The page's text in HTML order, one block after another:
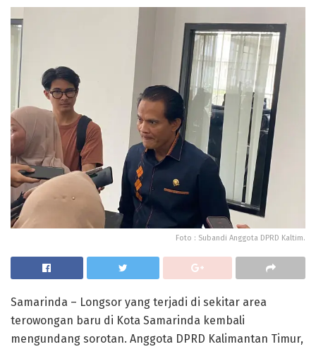
Foto : Subandi Anggota DPRD Kaltim.
Samarinda – Longsor yang terjadi di sekitar area
terowongan baru di Kota Samarinda kembali
mengundang sorotan. Anggota DPRD Kalimantan Timur,